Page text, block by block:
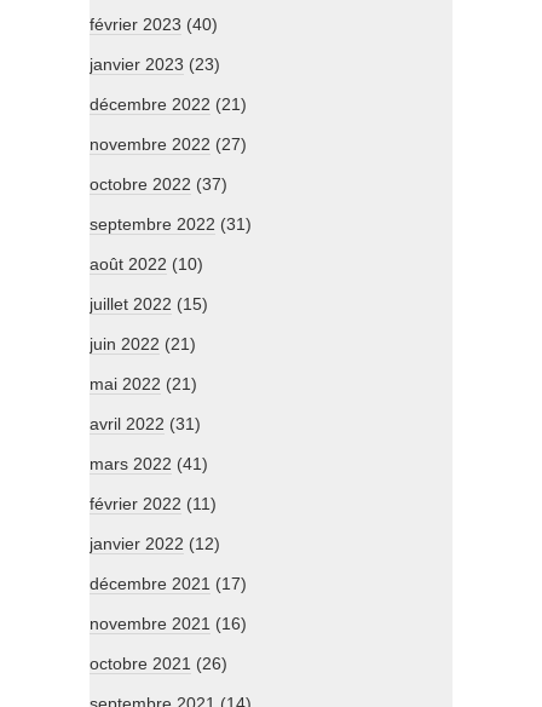
février 2023 (40)
janvier 2023 (23)
décembre 2022 (21)
novembre 2022 (27)
octobre 2022 (37)
septembre 2022 (31)
août 2022 (10)
juillet 2022 (15)
juin 2022 (21)
mai 2022 (21)
avril 2022 (31)
mars 2022 (41)
février 2022 (11)
janvier 2022 (12)
décembre 2021 (17)
novembre 2021 (16)
octobre 2021 (26)